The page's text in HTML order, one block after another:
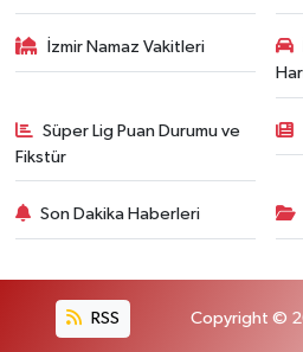
İzmir Namaz Vakitleri
Süper Lig Puan Durumu ve
Fikstür
Son Dakika Haberleri
RSS Copyright ©